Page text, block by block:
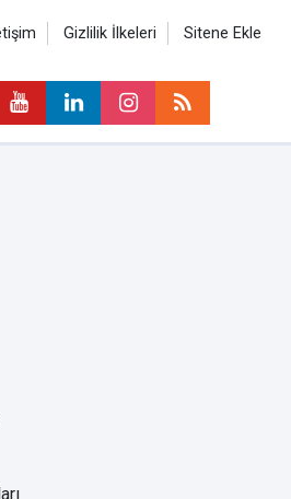
Gizlilik İlkeleri Sitene Ekle